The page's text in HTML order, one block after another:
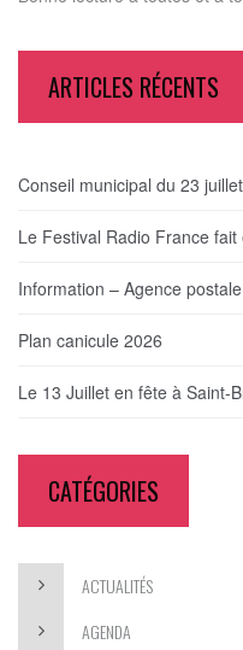
ARTICLES RÉCENTS
Conseil municipal du 23
Le Festival Radio France
Information – Agence
Plan canicule 2026
Le 13 Juillet en fête à Saint-
CATÉGORIES
ACTUALITÉS
AGENDA